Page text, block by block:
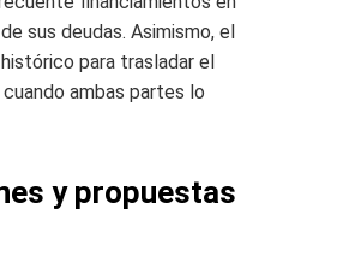
sus deudas. Asimismo, el
para trasladar el
ambas partes lo
y propuestas